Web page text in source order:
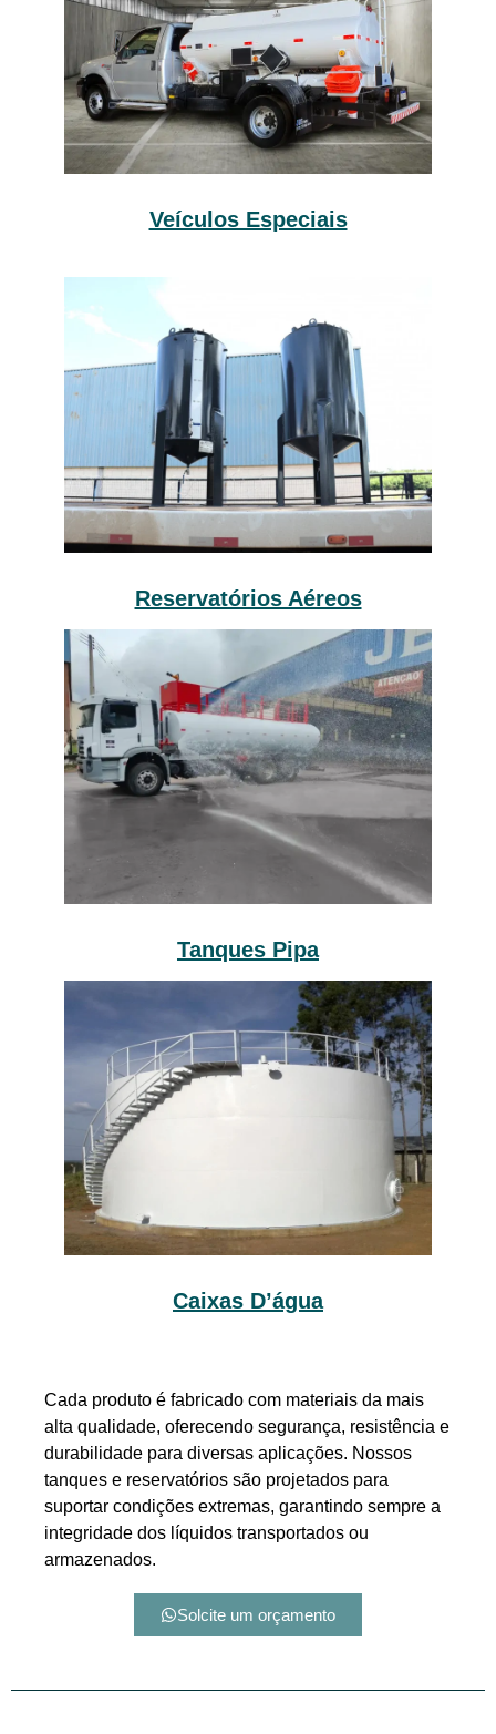
Veículos Especiais
Reservatórios Aéreos
Tanques Pipa
Caixas D’água
Cada produto é fabricado com materiais da mais
alta qualidade, oferecendo segurança, resistência e
durabilidade para diversas aplicações. Nossos
tanques e reservatórios são projetados para
suportar condições extremas, garantindo sempre a
integridade dos líquidos transportados ou
armazenados.
Solcite um orçamento